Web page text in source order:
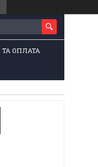
ОПЛАТА